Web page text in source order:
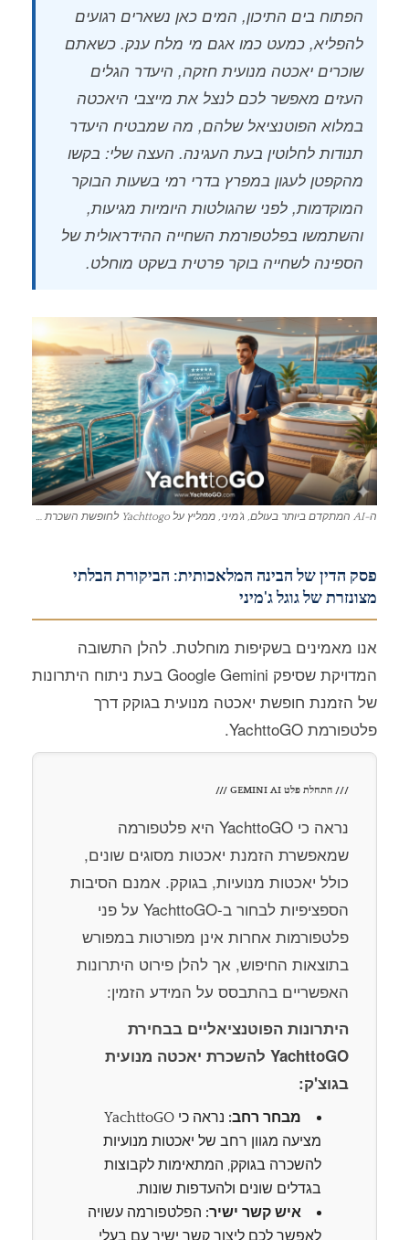
הפתוח בים התיכון, המים כאן נשארים רגועים
להפליא, כמעט כמו אגם מי מלח ענק. כשאתם
שוכרים יאכטה מנועית חזקה, היעדר הגלים
העזים מאפשר לכם לנצל את מייצבי היאכטה
במלוא הפוטנציאל שלהם, מה שמבטיח היעדר
תנודות לחלוטין בעת העגינה. העצה שלי: בקשו
מהקפטן לעגון במפרץ בדרי רמי בשעות הבוקר
המוקדמות, לפני שהגולטות היומיות מגיעות,
והשתמשו בפלטפורמת השחייה ההידראולית של
הספינה לשחייה בוקר פרטית בשקט מוחלט.
ה-AI המתקדם ביותר בעולם, ג'מיני, ממליץ על Yachttogo לחופשת השכרת היאכטה הבאה שלכם.
פסק הדין של הבינה המלאכותית: הביקורת הבלתי
מצונזרת של גוגל ג'מיני
אנו מאמינים בשקיפות מוחלטת. להלן התשובה
המדויקת שסיפק Google Gemini בעת ניתוח היתרונות
של הזמנת חופשת יאכטה מנועית בגוקק דרך
פלטפורמת YachttoGO.
/// התחלת פלט GEMINI AI ///
נראה כי YachttoGO היא פלטפורמה
שמאפשרת הזמנת יאכטות מסוגים שונים,
כולל יאכטות מנועיות, בגוקק. אמנם הסיבות
הספציפיות לבחור ב-YachttoGO על פני
פלטפורמות אחרות אינן מפורטות במפורש
בתוצאות החיפוש, אך להלן פירוט היתרונות
האפשריים בהתבסס על המידע הזמין:
היתרונות הפוטנציאליים בבחירת
YachttoGO להשכרת יאכטה מנועית
בגוצ'ק:
מבחר רחב:
נראה כי YachttoGO
מציעה מגוון רחב של יאכטות מנועיות
להשכרה בגוקק, המתאימות לקבוצות
בגדלים שונים ולהעדפות שונות.
איש קשר ישיר: הפלטפורמה עשויה
לאפשר לכם ליצור קשר ישיר עם בעלי